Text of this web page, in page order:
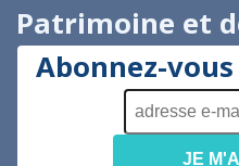
Patrimoine et
Abonnez-